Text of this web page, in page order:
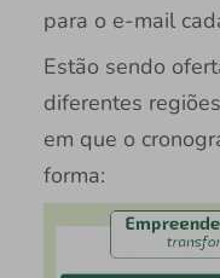
para o e-mail
Estão sendo
diferentes
em que o
forma: